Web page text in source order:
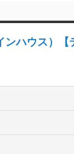
ハウス）【